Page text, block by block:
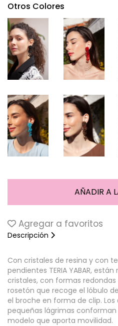
Otros Colores
Agregar a favoritos
Descripción
Con cristales de resina y con
pendientes TERIA YABAR,
cristales, con formas
rosetón que recoge el lóbulo
el broche en forma de clip.
pequeñas lágrimas
modelo que aporta movilidad.